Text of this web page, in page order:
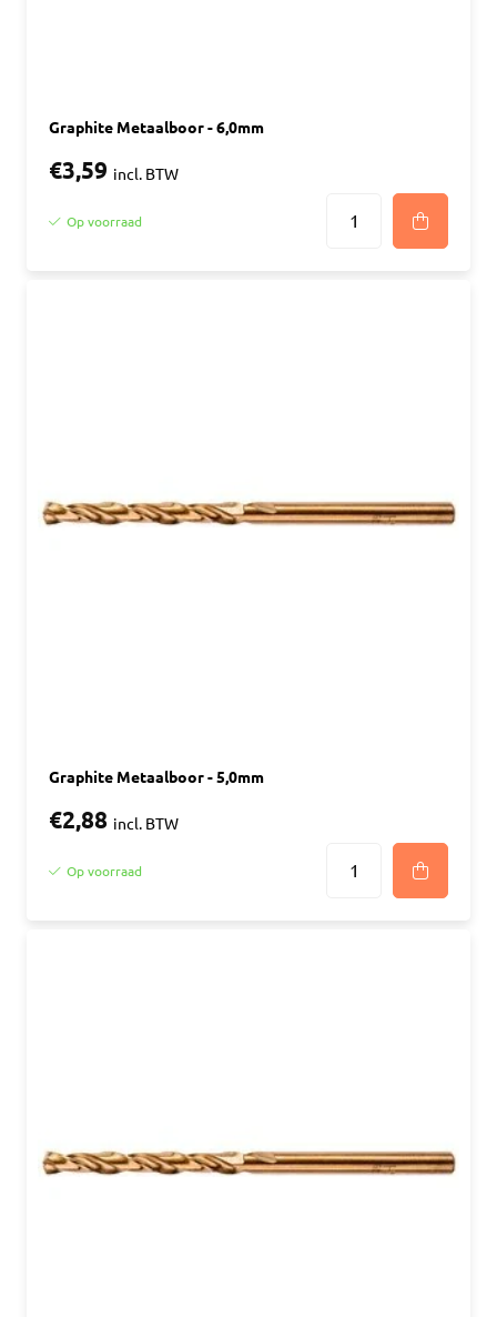
Graphite Metaalboor - 6,0mm
€3,59 incl. BTW
Op voorraad
Graphite Metaalboor - 5,0mm
€2,88 incl. BTW
Op voorraad